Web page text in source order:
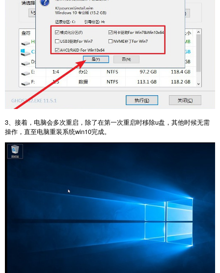
3、接着，电脑会多次重启，除了在第一次重启时移除u盘，其他时候无需
操作，直至电脑重装系统win10完成。